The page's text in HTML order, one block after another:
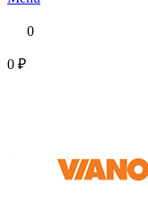
0
0 ₽